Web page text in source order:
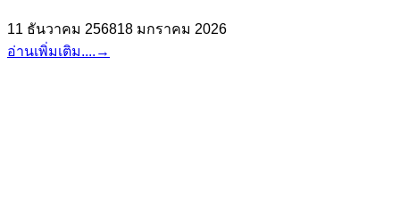
11 ธันวาคม 256818 มกราคม 2026
อ่านเพิ่มเติม.... →